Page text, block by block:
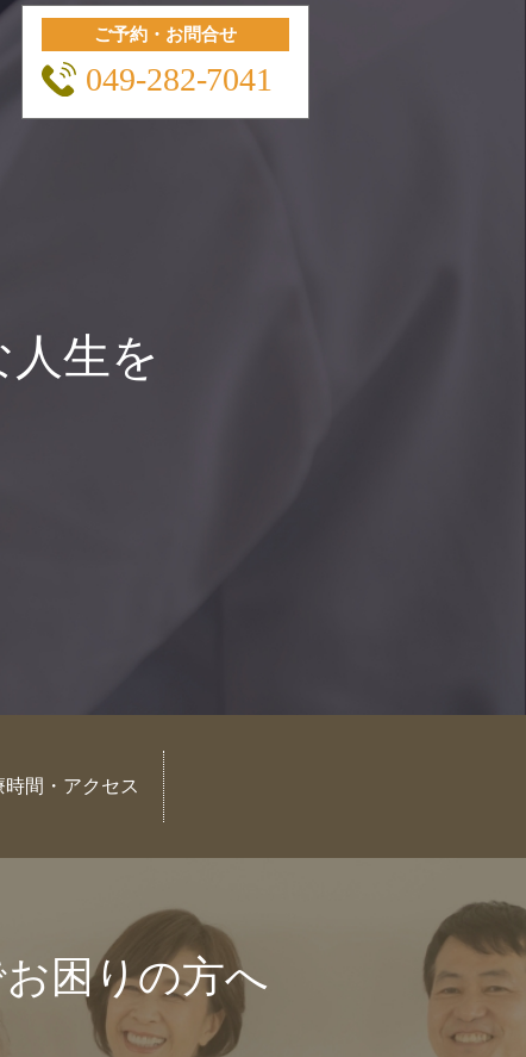
ご予約・お問合せ
049-282-7041
生を
時間・アクセス
困りの方へ